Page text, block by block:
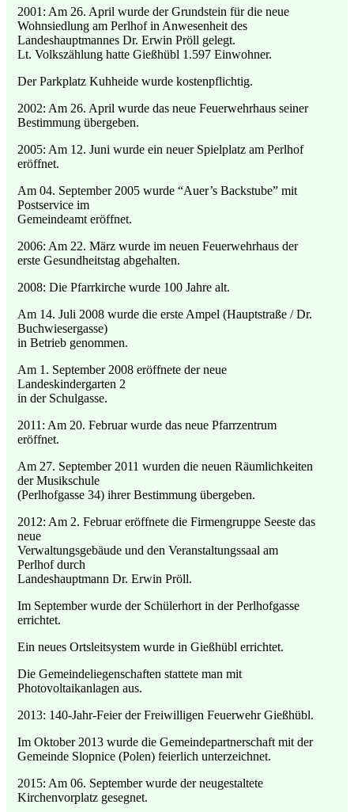
2001: Am 26. April wurde der Grundstein für die neue
Wohnsiedlung am Perlhof in Anwesenheit des
Landeshauptmannes Dr. Erwin Pröll gelegt.
Lt. Volkszählung hatte Gießhübl 1.597 Einwohner.
Der Parkplatz Kuhheide wurde kostenpflichtig.
2002: Am 26. April wurde das neue Feuerwehrhaus seiner
Bestimmung übergeben.
2005: Am 12. Juni wurde ein neuer Spielplatz am Perlhof
eröffnet.
Am 04. September 2005 wurde “Auer’s Backstube” mit
Postservice im
Gemeindeamt eröffnet.
2006: Am 22. März wurde im neuen Feuerwehrhaus der
erste Gesundheitstag abgehalten.
2008: Die Pfarrkirche wurde 100 Jahre alt.
Am 14. Juli 2008 wurde die erste Ampel (Hauptstraße / Dr.
Buchwiesergasse)
in Betrieb genommen.
Am 1. September 2008 eröffnete der neue
Landeskindergarten 2
in der Schulgasse.
2011: Am 20. Februar wurde das neue Pfarrzentrum
eröffnet.
Am 27. September 2011 wurden die neuen Räumlichkeiten
der Musikschule
(Perlhofgasse 34) ihrer Bestimmung übergeben.
2012: Am 2. Februar eröffnete die Firmengruppe Seeste das
neue
Verwaltungsgebäude und den Veranstaltungssaal am
Perlhof durch
Landeshauptmann Dr. Erwin Pröll.
Im September wurde der Schülerhort in der Perlhofgasse
errichtet.
Ein neues Ortsleitsystem wurde in Gießhübl errichtet.
Die Gemeindeliegenschaften stattete man mit
Photovoltaikanlagen aus.
2013: 140-Jahr-Feier der Freiwilligen Feuerwehr Gießhübl.
Im Oktober 2013 wurde die Gemeindepartnerschaft mit der
Gemeinde Slopnice (Polen) feierlich unterzeichnet.
2015: Am 06. September wurde der neugestaltete
Kirchenvorplatz gesegnet.